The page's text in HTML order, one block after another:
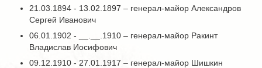
21.03.1894 - 13.02.1897 – генерал-майор Александров
Сергей Иванович
06.01.1902 - __.__.1910 – генерал-майор Ракинт
Владислав Иосифович
09.12.1910 - 27.01.1917 – генерал-майор Шишкин